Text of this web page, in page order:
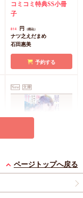
ら逃れたい
コミコミ特典SS小冊
子
814 円 （税込）
ナツ之えだまめ
石田惠美
予約する
New 文庫
暴君アルファはお人好
しオメガを甘やかした
カード 店舗共通特典
ページトップへ戻る